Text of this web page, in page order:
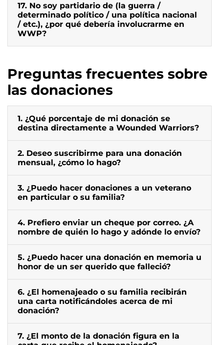
17. No soy partidario de (la guerra /
determinado político / una política nacional
/ etc.), ¿por qué debería involucrarme en
WWP?
Preguntas frecuentes sobre
las donaciones
1. ¿Qué porcentaje de mi donación se
destina directamente a Wounded Warriors?
2. Deseo suscribirme para una donación
mensual, ¿cómo lo hago?
3. ¿Puedo hacer donaciones a un veterano
en particular o su familia?
4. Prefiero enviar un cheque por correo. ¿A
nombre de quién lo hago y adónde lo envío?
5. ¿Puedo hacer una donación en memoria u
honor de un ser querido que falleció?
6. ¿El homenajeado o su familia recibirán
una carta notificándoles acerca de mi
donación?
7. ¿El monto de la donación figura en la